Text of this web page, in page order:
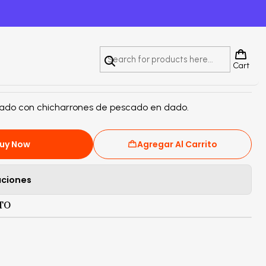
Cart
con chicharrones de pescado en dado.
Agregar Al Carrito
Now